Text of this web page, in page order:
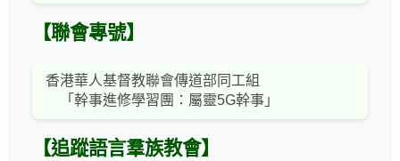
【聯會專號】
香港華人基督教聯會傳道部同工組
「幹事進修學習團：屬靈5G幹事」
【追蹤語言羣族教會】